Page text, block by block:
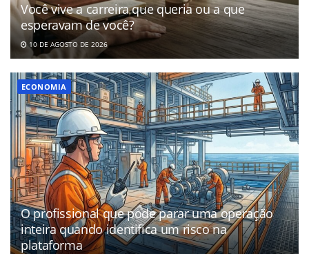
Você vive a carreira que queria ou a que
esperavam de você?
10 DE AGOSTO DE 2026
ECONOMIA
O profissional que pode parar uma operação
inteira quando identifica um risco na
plataforma